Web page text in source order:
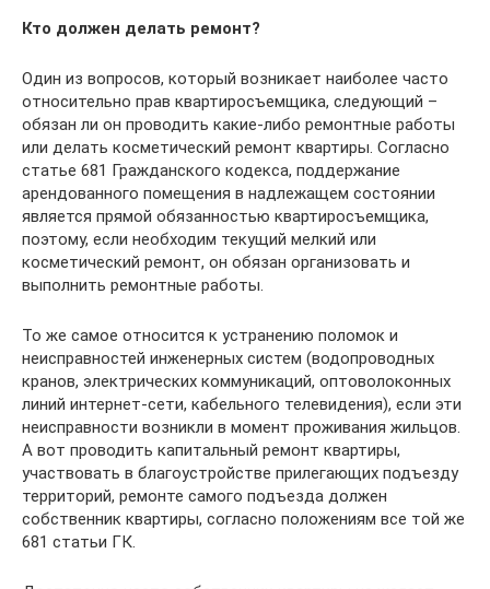
Кто должен делать ремонт?
Один из вопросов, который возникает наиболее часто
относительно прав квартиросъемщика, следующий –
обязан ли он проводить какие-либо ремонтные работы
или делать косметический ремонт квартиры. Согласно
статье 681 Гражданского кодекса, поддержание
арендованного помещения в надлежащем состоянии
является прямой обязанностью квартиросъемщика,
поэтому, если необходим текущий мелкий или
косметический ремонт, он обязан организовать и
выполнить ремонтные работы.
То же самое относится к устранению поломок и
неисправностей инженерных систем (водопроводных
кранов, электрических коммуникаций, оптоволоконных
линий интернет-сети, кабельного телевидения), если эти
неисправности возникли в момент проживания жильцов.
А вот проводить капитальный ремонт квартиры,
участвовать в благоустройстве прилегающих подъезду
территорий, ремонте самого подъезда должен
собственник квартиры, согласно положениям все той же
681 статьи ГК.